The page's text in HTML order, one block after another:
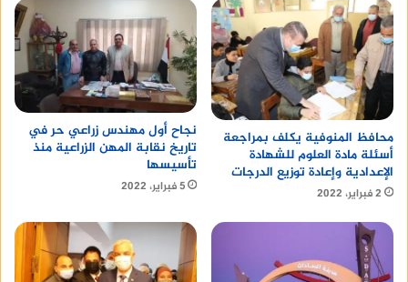
محافظ المنوفية يكلف بمراجعة
أسئلة مادة العلوم للشهادة
الإعدادية وإعادة توزيع الدرجات
2 فبراير، 2022
نجاح أول مهندس زراعي حر في
تاريخ نقابة المهن الزراعية منذ
تأسيسها
5 فبراير، 2022